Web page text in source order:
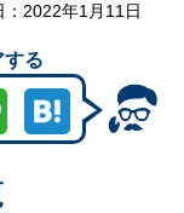
2022年1月11日
ェアする